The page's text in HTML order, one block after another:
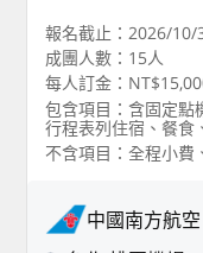
報名截止：2026/10/
成團人數：15人
每人訂金：
包含項目：含固定點
行程表列住宿、餐食
不含項目：全程小費
中國南方航空